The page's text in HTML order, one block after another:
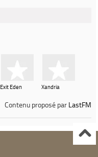
Exit Eden Xandria
Contenu proposé par LastFM